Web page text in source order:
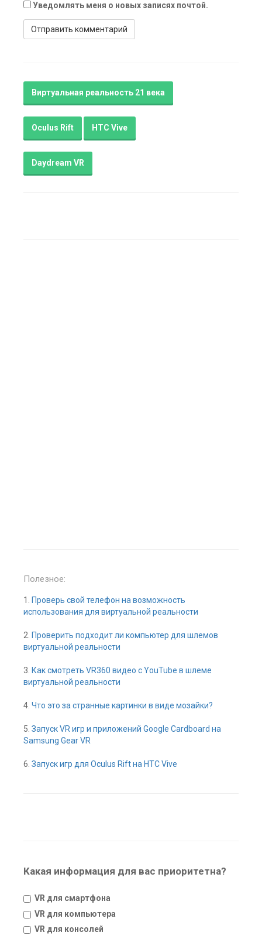
Уведомлять меня о новых записях почтой.
Виртуальная реальность 21 века
Oculus Rift HTC Vive
Daydream VR
Полезное:
1.
Проверь свой телефон на возможность
использования для виртуальной реальности
2. Проверить подходит ли компьютер для шлемов
виртуальной реальности
3. Как смотреть VR360 видео с YouTube в шлеме
виртуальной реальности
4. Что это за странные картинки в виде мозайки?
5. Запуск VR игр и приложений Google Cardboard на
Samsung Gear VR
6. Запуск игр для Oculus Rift на HTC Vive
Какая информация для вас приоритетна?
VR для смартфона
VR для компьютера
VR для консолей